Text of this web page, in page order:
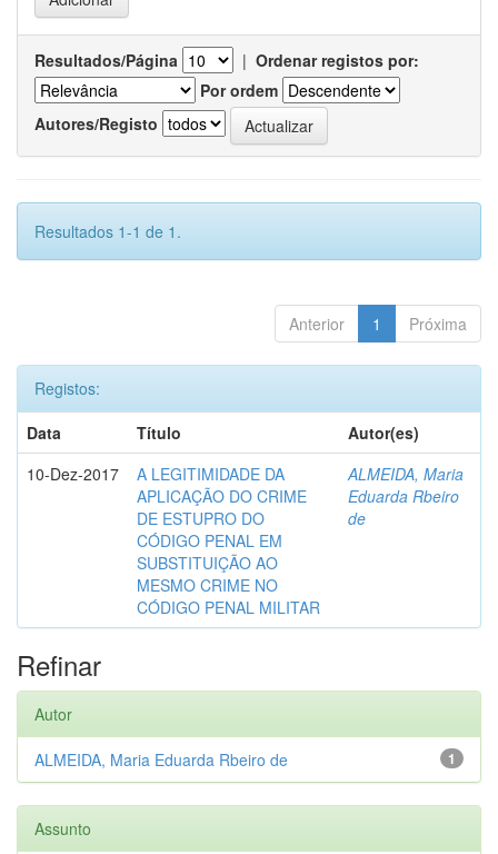
Resultados/Página | Ordenar registos por:
Por ordem
Autores/Registo
Resultados 1-1 de 1.
Anterior 1 Próxima
Registos:
Data
Título
Autor(es)
10-Dez-2017
A LEGITIMIDADE DA
APLICAÇÃO DO CRIME
DE ESTUPRO DO
CÓDIGO PENAL EM
SUBSTITUIÇÃO AO
MESMO CRIME NO
CÓDIGO PENAL MILITAR
ALMEIDA, Maria
Eduarda Rbeiro
de
Refinar
Autor
1
ALMEIDA, Maria Eduarda Rbeiro de
Assunto